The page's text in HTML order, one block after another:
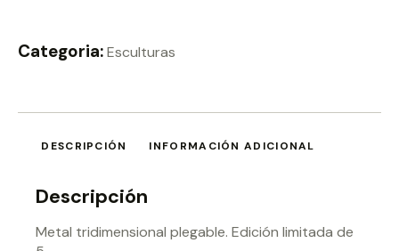
Categoria:Esculturas
DESCRIPCIÓN INFORMACIÓN ADICIONAL
Descripción
Metal tridimensional plegable. Edición limitada de